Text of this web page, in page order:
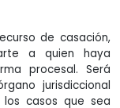
de casación,
a quien haya
procesal. Será
jurisdiccional
casos que sea